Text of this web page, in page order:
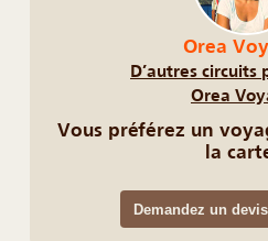
Orea
D’autres circuits
Orea
Vous préférez un
la
Demandez un